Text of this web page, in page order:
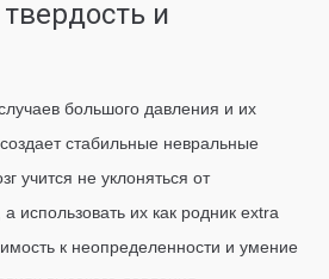
и
большого давления и их
стабильные невральные
учится не уклоняться от
использовать их как родник extra
к неопределенности и умение